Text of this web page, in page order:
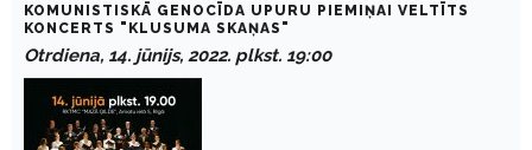
KOMUNISTISKĀ GENOCĪDA UPURU PIEMIŅAI VELTĪTS
KONCERTS "KLUSUMA SKAŅAS"
Otrdiena, 14. jūnijs, 2022. plkst. 19:00